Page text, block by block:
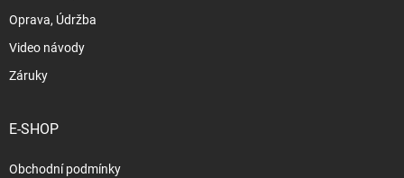
Oprava, Údržba
Video návody
Záruky
E-SHOP
Obchodní podmínky